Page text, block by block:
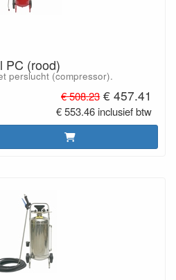
PC (rood)
perslucht (compressor).
€ 508.23 € 457.41
€ 553.46 inclusief btw